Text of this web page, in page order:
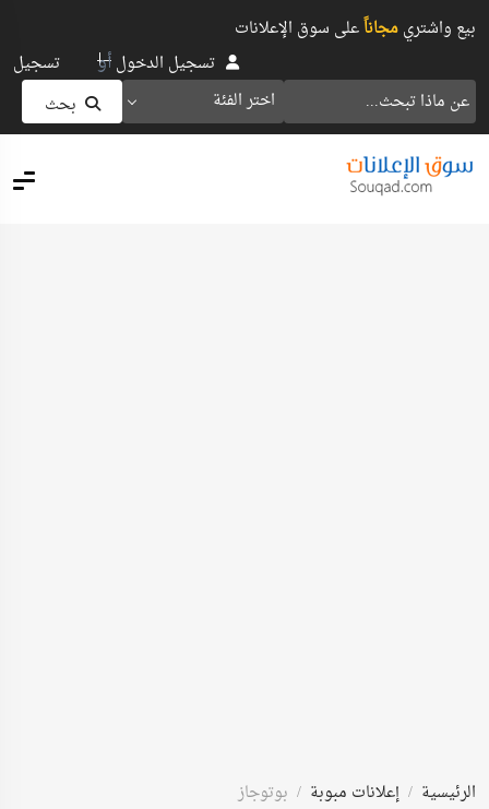
بيع واشتريمجاناًعلى سوق الإعلانات
اختر الفئة بحث
تسجيل الدخولأو تسجيل
الرئيسية إعلانات مبوبة بوتوجاز